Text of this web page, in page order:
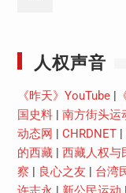
人权声音
《昨天》YouTube|
国史料| 南方街头运
动态网
CHRDNET|
的西藏| 西藏人权与
察
良心之友 台湾